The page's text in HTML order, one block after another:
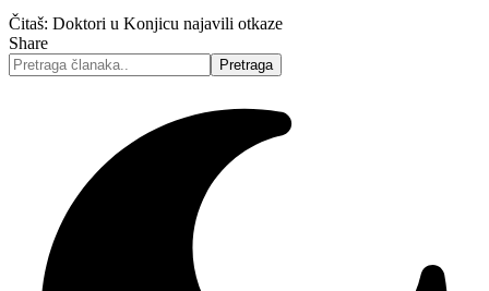
Čitaš: Doktori u Konjicu najavili otkaze
Share